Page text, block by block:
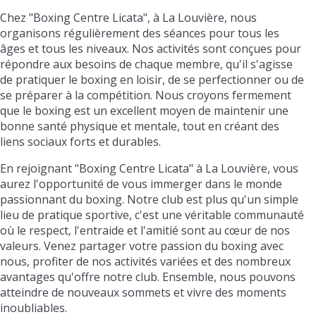
Chez "Boxing Centre Licata", à La Louvière, nous
organisons régulièrement des séances pour tous les
âges et tous les niveaux. Nos activités sont conçues pour
répondre aux besoins de chaque membre, qu'il s'agisse
de pratiquer le boxing en loisir, de se perfectionner ou de
se préparer à la compétition. Nous croyons fermement
que le boxing est un excellent moyen de maintenir une
bonne santé physique et mentale, tout en créant des
liens sociaux forts et durables.
En rejoignant "Boxing Centre Licata" à La Louvière, vous
aurez l'opportunité de vous immerger dans le monde
passionnant du boxing. Notre club est plus qu'un simple
lieu de pratique sportive, c'est une véritable communauté
où le respect, l'entraide et l'amitié sont au cœur de nos
valeurs. Venez partager votre passion du boxing avec
nous, profiter de nos activités variées et des nombreux
avantages qu'offre notre club. Ensemble, nous pouvons
atteindre de nouveaux sommets et vivre des moments
inoubliables.